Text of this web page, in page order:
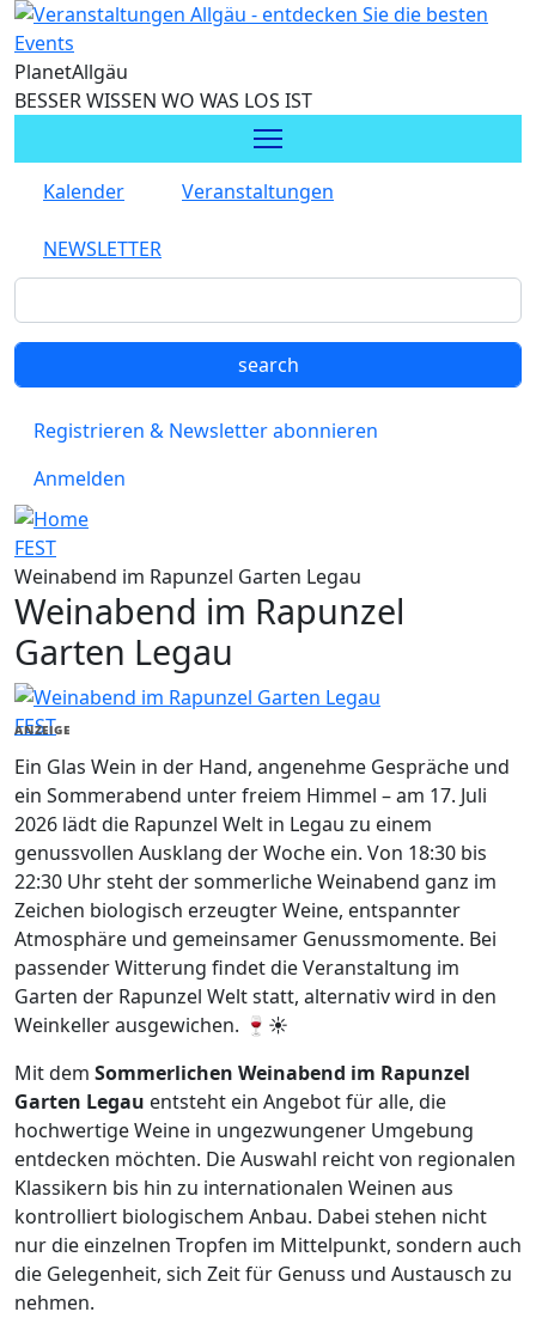
Direkt zum Inhalt
PlanetAllgäu
BESSER WISSEN WO WAS LOS IST
Kalender Veranstaltungen
NEWSLETTER
Registrieren & Newsletter abonnieren
Anmelden
FEST
Weinabend im Rapunzel Garten Legau
Weinabend im Rapunzel
Garten Legau
FEST
ANZEIGE
Ein Glas Wein in der Hand, angenehme Gespräche und
ein Sommerabend unter freiem Himmel – am 17. Juli
2026 lädt die Rapunzel Welt in Legau zu einem
genussvollen Ausklang der Woche ein. Von 18:30 bis
22:30 Uhr steht der sommerliche Weinabend ganz im
Zeichen biologisch erzeugter Weine, entspannter
Atmosphäre und gemeinsamer Genussmomente. Bei
passender Witterung findet die Veranstaltung im
Garten der Rapunzel Welt statt, alternativ wird in den
Weinkeller ausgewichen. 🍷☀️
Mit dem Sommerlichen Weinabend im Rapunzel
Garten Legau entsteht ein Angebot für alle, die
hochwertige Weine in ungezwungener Umgebung
entdecken möchten. Die Auswahl reicht von regionalen
Klassikern bis hin zu internationalen Weinen aus
kontrolliert biologischem Anbau. Dabei stehen nicht
nur die einzelnen Tropfen im Mittelpunkt, sondern auch
die Gelegenheit, sich Zeit für Genuss und Austausch zu
nehmen.